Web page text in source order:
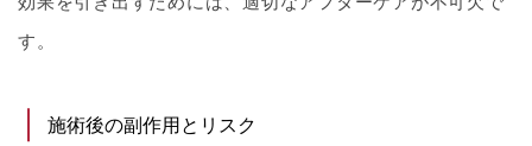
す。
施術後の副作用とリスク